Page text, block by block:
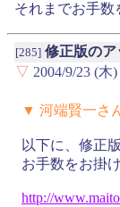
それまでお手数
[285] 修正版のア
▽ 2004/9/23 (木
▼ 河端賢一さ
以下に、修正
お手数をお掛
http://www.